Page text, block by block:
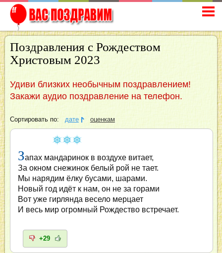
Поздравления с Рождеством
Христовым 2023
Удиви близких необычным поздравлением!
Закажи аудио поздравление на телефон.
Сортировать по: дате оценкам
Запах мандаринок в воздухе витает,
За окном снежинок белый рой не тает.
Мы нарядим ёлку бусами, шарами.
Новый год идёт к нам, он не за горами
Вот уже гирлянда весело мерцает
И весь мир огромный Рождество встречает.
+29